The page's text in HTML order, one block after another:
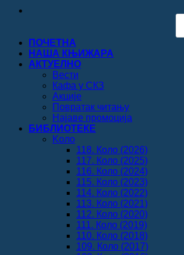
ПОЧЕТНА
НАША КЊИЖАРА
АКТУЕЛНО
Вести
Кафа у СКЗ
Акције
Повратак читању
Најаве промоција
БИБЛИОТЕКЕ
Koло
118. Коло (2026)
117. Коло (2025)
116. Коло (2024)
115. Коло (2023)
114. Коло (2022)
113. Коло (2021)
112. Коло (2020)
111. Коло (2019)
110. Коло (2018)
109. Коло (2017)